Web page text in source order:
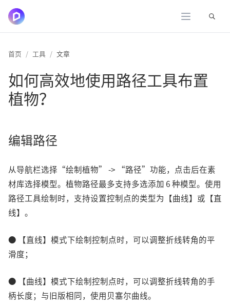
展开
首页 工具 文章
如何高效地使用路径工具布置
植物？
编辑路径
从导航栏选择“绘制植物” -> “路径”功能，点击后在素
材库选择模型。植物路径最多支持多选添加 6 种模型。使用
路径工具绘制时，支持设置控制点的类型为【曲线】或【直
线】。
● 【直线】模式下绘制控制点时，可以调整折线转角的平
滑度；
● 【曲线】模式下绘制控制点时，可以调整折线转角的手
柄长度；与旧版相同，使用贝塞尔曲线。